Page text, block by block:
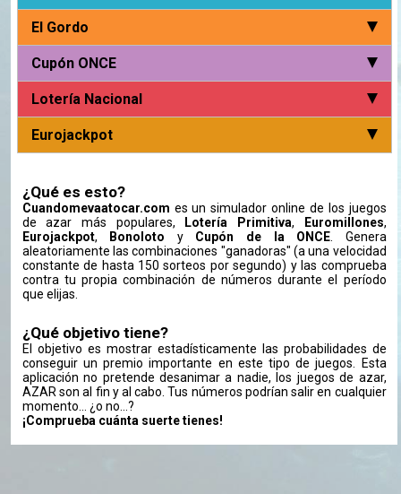
El Gordo
Cupón ONCE
Lotería Nacional
Eurojackpot
¿Qué es esto?
Cuandomevaatocar.com es un simulador online de los juegos
de azar más populares,
Lotería Primitiva, Euromillones,
Eurojackpot, Bonoloto y Cupón de la ONCE . Genera
aleatoriamente las combinaciones "ganadoras" (a una velocidad
constante de hasta 150 sorteos por segundo) y las comprueba
contra tu propia combinación de números durante el período
que elijas.
¿Qué objetivo tiene?
El objetivo es mostrar estadísticamente las probabilidades de
conseguir un premio importante en este tipo de juegos. Esta
aplicación no pretende desanimar a nadie, los juegos de azar,
AZAR son al fin y al cabo. Tus números podrían salir en cualquier
momento... ¿o no...?
¡Comprueba cuánta suerte tienes!